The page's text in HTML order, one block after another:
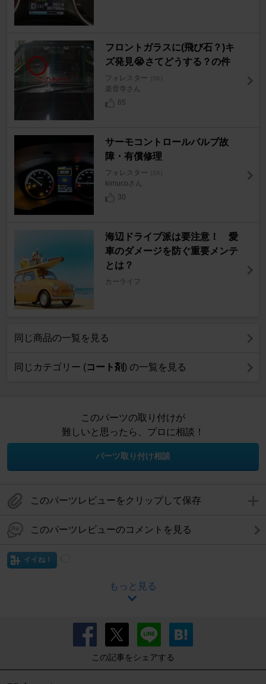
フロントガラスに(飛び石？)キ
ズ発見😭さてどうする？の件
フォレスター
楽音寺さん
65
サーモコントロールバルブ故
障・有償修理
フォレスター
kimucoさん
30
海辺ドライブ派は要注意！ 愛
車のダメージを防ぐ重要メンテ
とは？
カーライフ
同じ商品の一覧を見る
同じカテゴリー (コート剤 ) の一覧を見る
このパーツの取り付けが
難しいと思ったら、プロに相談！
パーツ取り付け相談
このパーツレビューをクリップして保存
このパーツレビューのコメントを見る
イイね！
もっと見る
この記事をシェアする